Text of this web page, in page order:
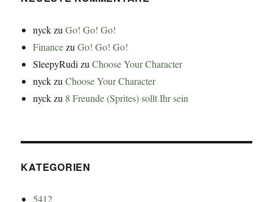
nyckzuGo! Go! Go!
FinancezuGo! Go! Go!
SleepyRudi zuChoose Your Character
nyckzuChoose Your Character
nyckzu 8 Freunde (Sprites) sollt Ihr sein
KATEGORIEN
5412